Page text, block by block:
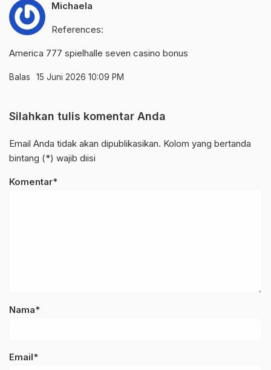
Michaela
References:
America 777 spielhalle seven casino bonus
Balas 15 Juni 2026 10:09 PM
Silahkan tulis komentar Anda
Email Anda tidak akan dipublikasikan. Kolom yang bertanda
bintang (*) wajib diisi
Komentar*
Nama*
Email*